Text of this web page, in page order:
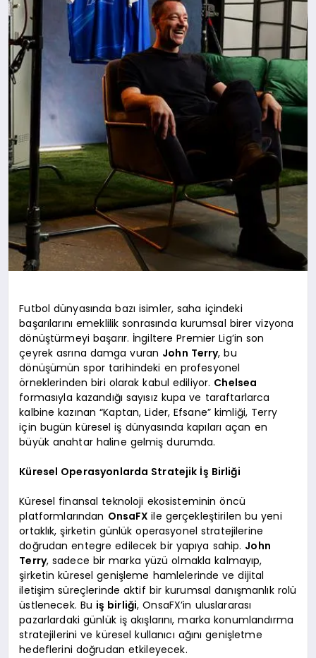
Futbol dünyasında bazı isimler, saha içindeki
başarılarını emeklilik sonrasında kurumsal birer vizyona
dönüştürmeyi başarır. İngiltere Premier Lig’in son
çeyrek asrına damga vuran John Terry, bu
dönüşümün spor tarihindeki en profesyonel
örneklerinden biri olarak kabul ediliyor. Chelsea
formasıyla kazandığı sayısız kupa ve taraftarlarca
kalbine kazınan “Kaptan, Lider, Efsane” kimliği, Terry
için bugün küresel iş dünyasında kapıları açan en
büyük anahtar haline gelmiş durumda.
Küresel Operasyonlarda Stratejik İş Birliği
Küresel finansal teknoloji ekosisteminin öncü
platformlarından OnsaFXile gerçekleştirilen bu yeni
ortaklık, şirketin günlük operasyonel stratejilerine
doğrudan entegre edilecek bir yapıya sahip. John
Terry, sadece bir marka yüzü olmakla kalmayıp,
şirketin küresel genişleme hamlelerinde ve dijital
iletişim süreçlerinde aktif bir kurumsal danışmanlık rolü
üstlenecek. Bu iş birliği, OnsaFX’in uluslararası
pazarlardaki günlük iş akışlarını, marka konumlandırma
stratejilerini ve küresel kullanıcı ağını genişletme
hedeflerini doğrudan etkileyecek.